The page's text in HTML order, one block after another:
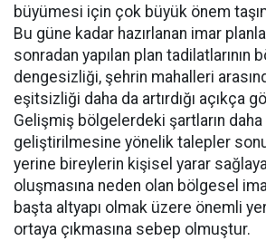
büyümesi için çok büyük önem
Bu güne kadar hazırlanan imar
sonradan yapılan plan tadilatlarının
dengesizliği, şehrin mahalleri
eşitsizliği daha da artırdığı açıkça
Gelişmiş bölgelerdeki şartların daha
geliştirilmesine yönelik talepler
yerine bireylerin kişisel yarar
oluşmasına neden olan bölgesel
başta altyapı olmak üzere önemli
ortaya çıkmasına sebep olmuştur.